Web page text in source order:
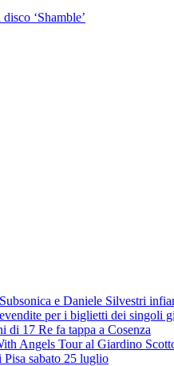
‘Shamble’
e Daniele Silvestri
per i biglietti dei singoli
17 Re fa tappa a Cosenza
Angels Tour al Giardino
Pisa sabato 25 luglio